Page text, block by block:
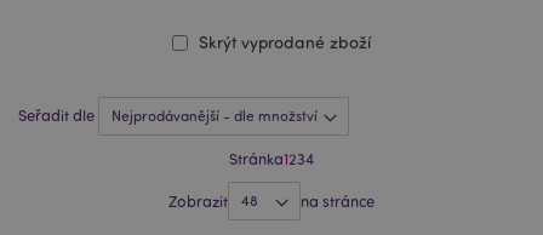
Seřadit dle
Stránka1234
Zobrazit na stránce
Skrýt vyprodané zboží